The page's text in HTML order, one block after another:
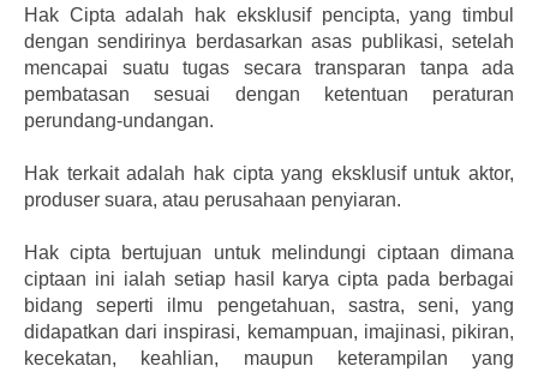
Hak Cipta adalah hak eksklusif pencipta, yang timbul
dengan sendirinya berdasarkan asas publikasi, setelah
mencapai suatu tugas secara transparan tanpa ada
pembatasan sesuai dengan ketentuan peraturan
perundang-undangan.
Hak terkait adalah hak cipta yang eksklusif untuk aktor,
produser suara, atau perusahaan penyiaran.
Hak cipta bertujuan untuk melindungi ciptaan dimana
ciptaan ini ialah setiap hasil karya cipta pada berbagai
bidang seperti ilmu pengetahuan, sastra, seni, yang
didapatkan dari inspirasi, kemampuan, imajinasi, pikiran,
kecekatan, keahlian, maupun keterampilan yang